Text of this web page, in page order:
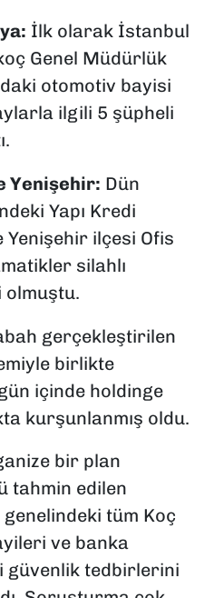
İlk olarak İstanbul
Genel Müdürlük
otomotiv bayisi
ilgili 5 şüpheli
Yenişehir: Dün
Yapı Kredi
Yenişehir ilçesi Ofis
silahlı
olmuştu.
gerçekleştirilen
birlikte
içinde holdinge
kurşunlanmış oldu.
bir plan
tahmin edilen
genelindeki tüm Koç
ve banka
güvenlik tedbirlerini